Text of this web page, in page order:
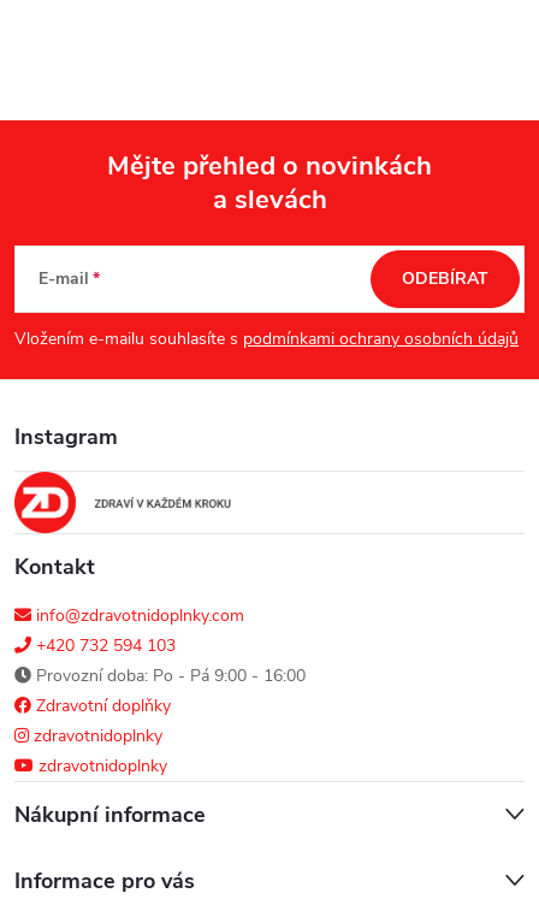
p
a
t
Mějte přehled o novinkách
a slevách
E-mail
Vložením e-mailu souhlasíte s podmínkami ochrany osobních údajů
ODEBÍRAT
Instagram
Kontakt
info@zdravotnidoplnky.com
+420 732 594 103
Provozní doba: Po - Pá 9:00 - 16:00
Zdravotní doplňky
zdravotnidoplnky
zdravotnidoplnky
Nákupní informace
Informace pro vás